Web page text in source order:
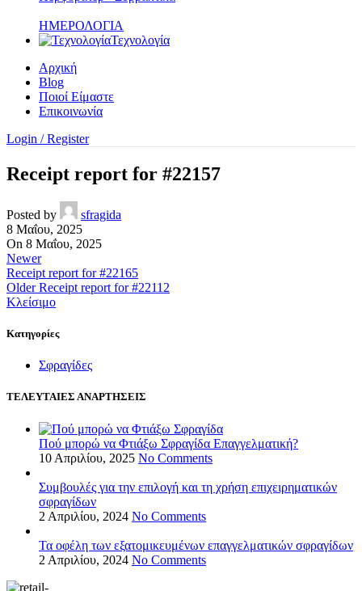
ΗΜΕΡΟΛΟΓΙΑ
Τεχνολογία
Αρχική
Blog
Ποιοί Είμαστε
Επικοινωνία
Login / Register
Receipt report for #22157
Posted by
sfragida
8 Μαΐου, 2025
On 8 Μαΐου, 2025
Newer
Receipt report for #22165
Older Receipt report for #22112
Κλείσιμο
Kατηγορίες
Σφραγίδες
ΤΕΛΕΥΤΑΙΕΣ ΑΝΑΡΤΗΣΕΙΣ
Πού μπορώ να Φτιάξω Σφραγίδα Επαγγελματική?
10 Απριλίου, 2025 No Comments
Συμβουλές για την επιλογή και τη χρήση επιχειρηματικών
σφραγίδων
2 Απριλίου, 2024 No Comments
Τα οφέλη των εξατομικευμένων επαγγελματικών σφραγίδων
2 Απριλίου, 2024 No Comments